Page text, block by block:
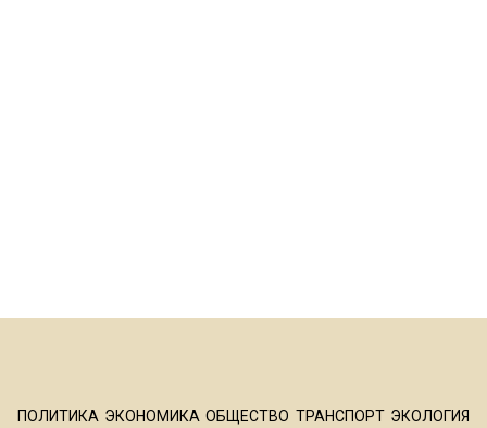
ПОЛИТИКА ЭКОНОМИКА ОБЩЕСТВО ТРАНСПОРТ ЭКОЛОГИЯ